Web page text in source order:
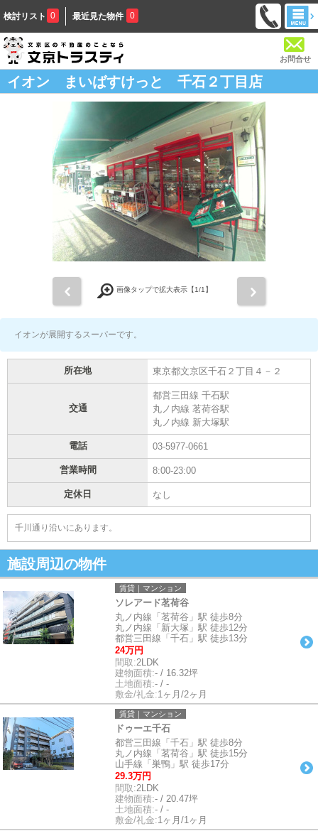
検討リスト 0 最近見た物件 0
お問合せ
イオン まいばすけっと 千石２丁目店
画像タップで拡大表示【1/1】
イオンが展開するスーパーです。
所在地 東京都文京区千石２丁目４－２
交通
都営三田線 千石駅
丸ノ内線 茗荷谷駅
丸ノ内線 新大塚駅
電話 03-5977-0661
営業時間 8:00-23:00
定休日 なし
千川通り沿いにあります。
施設周辺の物件
賃貸｜マンション
ソレアード茗荷谷
丸ノ内線「茗荷谷」駅 徒歩8分
丸ノ内線「新大塚」駅 徒歩12分
都営三田線「千石」駅 徒歩13分
24万円
間取:2LDK
建物面積:- / 16.32坪
土地面積:- / -
敷金/礼金:1ヶ月/2ヶ月
賃貸｜マンション
ドゥーエ千石
都営三田線「千石」駅 徒歩8分
丸ノ内線「茗荷谷」駅 徒歩15分
山手線「巣鴨」駅 徒歩17分
29.3万円
間取:2LDK
建物面積:- / 20.47坪
土地面積:- / -
敷金/礼金:1ヶ月/1ヶ月